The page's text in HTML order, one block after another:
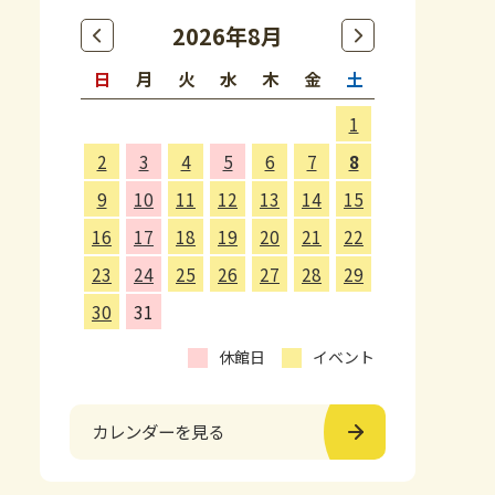
2026年8月
日 月 火 水 木 金
土
1
2
3 4 5 6 7
8
9
10 11 12 13 14
15
16
17 18 19 20 21
22
23
24 25 26 27 28
29
30
31
休館日 イベント
カレンダーを見る